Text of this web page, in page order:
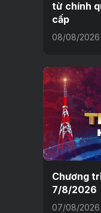
từ chính
cấp
08/08/2026
Chương
7/8/2026
07/08/2026